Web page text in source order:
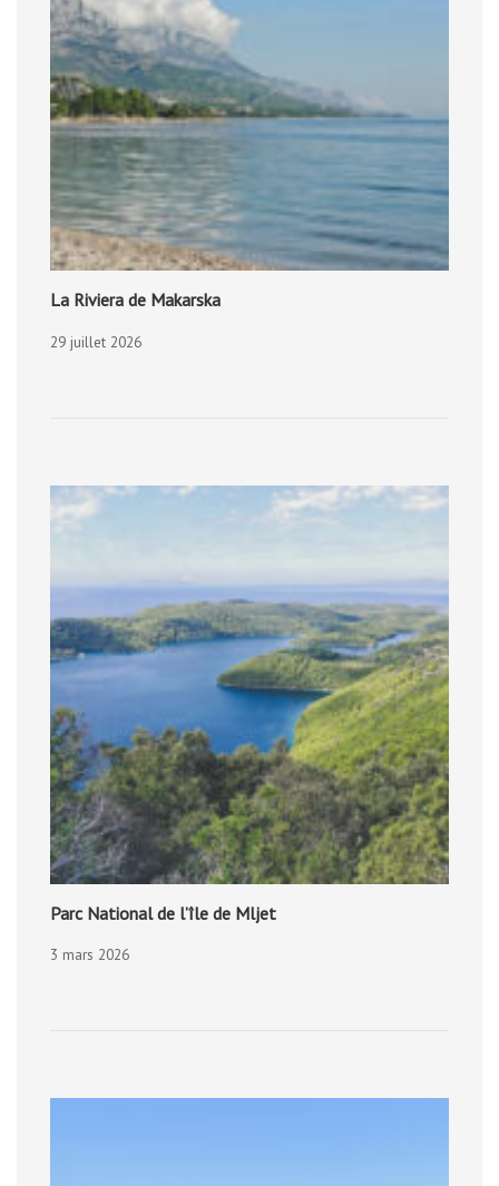
La Riviera de Makarska
29 juillet 2026
Parc National de l’île de Mljet
3 mars 2026